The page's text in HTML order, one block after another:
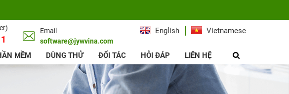
Vietnamese
English
Email
software@jywvina.com
MỀM DÙNG THỬ ĐỐI TÁC HỎI ĐÁP LIÊN HỆ